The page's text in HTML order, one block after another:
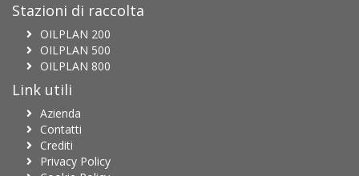
Stazioni di raccolta
OILPLAN 200
OILPLAN 500
OILPLAN 800
Link utili
Azienda
Contatti
Crediti
Privacy Policy